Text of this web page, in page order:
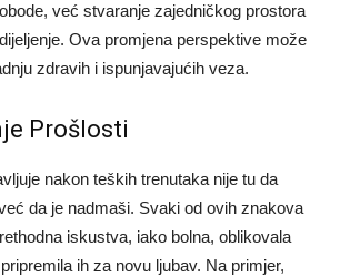
već stvaranje zajedničkog prostora
Ova promjena perspektive može
zdravih i ispunjavajućih veza.
Prošlosti
nakon teških trenutaka nije tu da
da je nadmaši. Svaki od ovih znakova
iskustva, iako bolna, oblikovala
ih za novu ljubav. Na primjer,